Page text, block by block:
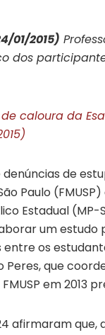
01/2015)
dos
caloura da
de
Paulo
Estadual
um estudo
os
Peres, que
em 2013
afirmaram